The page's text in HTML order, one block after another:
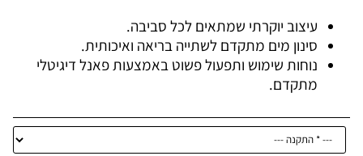
עיצוב יוקרתי שמתאים לכל סביבה.
סינון מים מתקדם לשתייה בריאה ואיכותית.
נוחות שימוש ותפעול פשוט באמצעות פאנל דיגיטלי
מתקדם.